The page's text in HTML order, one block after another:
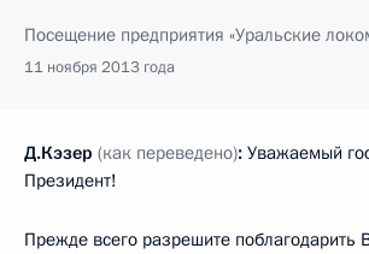
Посещение предприятия «Уральские
11 ноября 2013 года
Д.Кэзер (как переведено): Уважаемый
Президент!
Прежде всего разрешите поблагодарить